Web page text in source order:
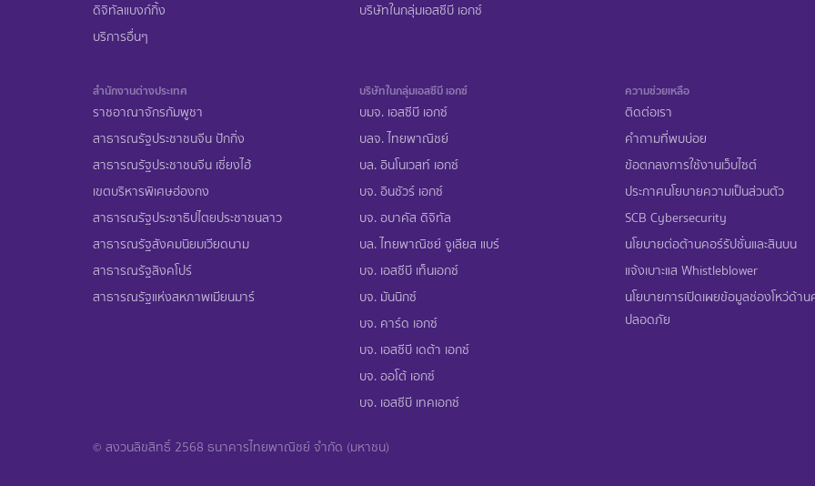
ดิจิทัลแบงก์กิ้ง
บริการอื่นๆ
บริษัทในกลุ่มเอสซีบี เอกซ์
สำนักงานต่างประเทศ
ราชอาณาจักรกัมพูชา
สาธารณรัฐประชาชนจีน ปักกิ่ง
สาธารณรัฐประชาชนจีน เซี่ยงไฮ้
เขตบริหารพิเศษฮ่องกง
สาธารณรัฐประชาธิปไตยประชาชนลาว
สาธารณรัฐสังคมนิยมเวียดนาม
สาธารณรัฐสิงคโปร์
สาธารณรัฐแห่งสหภาพเมียนมาร์
บริษัทในกลุ่มเอสซีบี เอกซ์
บมจ. เอสซีบี เอกซ์
บลจ. ไทยพาณิชย์
บล. อินโนเวสท์ เอกซ์
บจ. อินชัวร์ เอกซ์
บจ. อบาคัส ดิจิทัล
บล. ไทยพาณิชย์ จูเลียส แบร์
บจ. เอสซีบี เท็นเอกซ์
บจ. มันนิกซ์
บจ. คาร์ด เอกซ์
บจ. เอสซีบี เดต้า เอกซ์
บจ. ออโต้ เอกซ์
บจ. เอสซีบี เทคเอกซ์
ความช่วยเหลือ
ติดต่อเรา
คำถามที่พบบ่อย
ข้อตกลงการใช้งานเว็บไซต์
ประกาศนโยบายความเป็นส่วนตัว
SCB Cybersecurity
นโยบายต่อต้านคอร์รัปชั่นและสินบน
แจ้งเบาะแส Whistleblower
นโยบายการเปิดเผยข้อมูลช่องโหว่ด้า
ปลอดภัย
© สงวนลิขสิทธิ์ 2568 ธนาคารไทยพาณิชย์ จำกัด (มหาชน)